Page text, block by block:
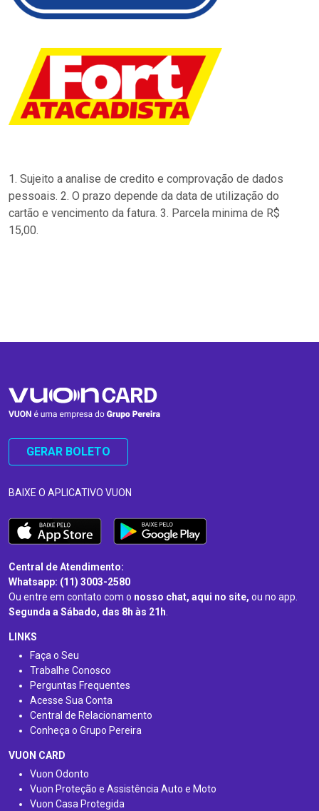
1. Sujeito a analise de credito e comprovação de dados
pessoais. 2. O prazo depende da data de utilização do
cartão e vencimento da fatura. 3. Parcela minima de R$
15,00.
GERAR BOLETO
BAIXE O APLICATIVO VUON
Central de Atendimento:
Whatsapp: (11) 3003-2580
Ou entre em contato com o nosso chat, aqui no site, ou no app.
Segunda a Sábado, das 8h às 21h.
LINKS
Faça o Seu
Trabalhe Conosco
Perguntas Frequentes
Acesse Sua Conta
Central de Relacionamento
Conheça o Grupo Pereira
VUON CARD
Vuon Odonto
Vuon Proteção e Assistência Auto e Moto
Vuon Casa Protegida